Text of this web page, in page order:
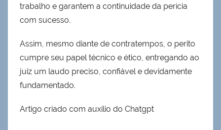
trabalho e garantem a continuidade da perícia
com sucesso.
Assim, mesmo diante de contratempos, o perito
cumpre seu papel técnico e ético, entregando ao
juiz um laudo preciso, confiável e devidamente
fundamentado.
Artigo criado com auxílio do Chatgpt